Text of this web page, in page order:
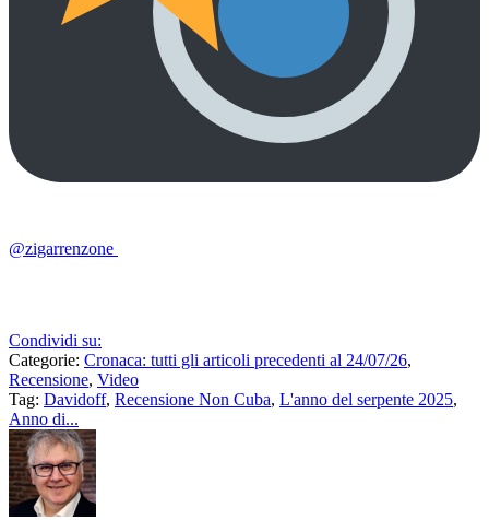
@zigarrenzone
Condividi su:
Categorie: Cronaca: tutti gli articoli precedenti al 24/07/26,
Recensione, Video
Tag: Davidoff, Recensione Non Cuba, L'anno del serpente 2025,
Anno di...